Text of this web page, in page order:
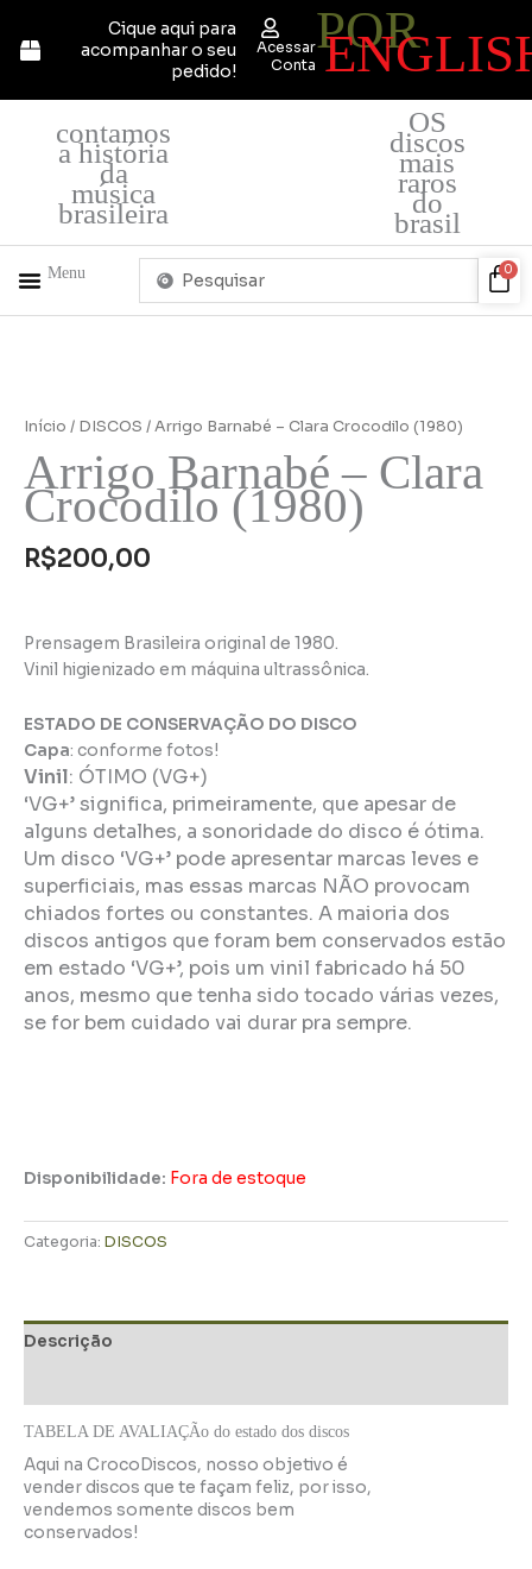
para
Cique aqui para
acompanhar o seu
pedido!
Acessar
Conta
POR
contamos
a história
da
música
brasileira
OS
discos
mais
raros
do
brasil
Menu
Pesquisar
0
Início / DISCOS / Arrigo Barnabé – Clara Crocodilo (1980)
Arrigo Barnabé – Clara
Crocodilo (1980)
R$200,00
Prensagem Brasileira original de 1980.
Vinil higienizado em máquina ultrassônica.
ESTADO DE CONSERVAÇÃO DO DISCO
Capa: conforme fotos!
Vinil: ÓTIMO (VG+)
‘VG+’ significa, primeiramente, que apesar de
alguns detalhes, a sonoridade do disco é ótima.
Um disco ‘VG+’ pode apresentar marcas leves e
superficiais, mas essas marcas NÃO provocam
chiados fortes ou constantes. A maioria dos
discos antigos que foram bem conservados estão
em estado ‘VG+’, pois um vinil fabricado há 50
anos, mesmo que tenha sido tocado várias vezes,
se for bem cuidado vai durar pra sempre.
Disponibilidade: Fora de estoque
Categoria: DISCOS
Descrição
TABELA DE AVALIAÇÃo do estado dos discos
Aqui na CrocoDiscos, nosso objetivo é
vender discos que te façam feliz, por isso,
vendemos somente discos bem
conservados!